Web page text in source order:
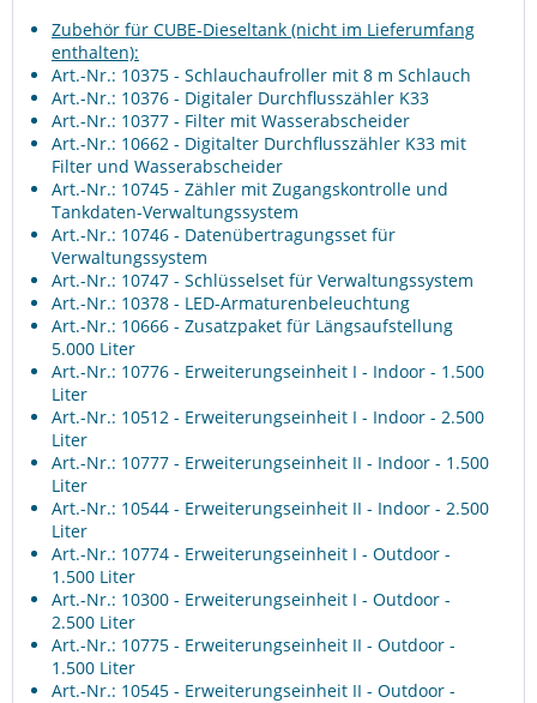
Zubehör für CUBE-Dieseltank (nicht im Lieferumfang
enthalten):
Art.-Nr.: 10375 - Schlauchaufroller mit 8 m Schlauch
Art.-Nr.: 10376 - Digitaler Durchflusszähler K33
Art.-Nr.: 10377 - Filter mit Wasserabscheider
Art.-Nr.: 10662 - Digitalter Durchflusszähler K33 mit
Filter und Wasserabscheider
Art.-Nr.: 10745 - Zähler mit Zugangskontrolle und
Tankdaten-Verwaltungssystem
Art.-Nr.: 10746 - Datenübertragungsset für
Verwaltungssystem
Art.-Nr.: 10747 - Schlüsselset für Verwaltungssystem
Art.-Nr.: 10378 - LED-Armaturenbeleuchtung
Art.-Nr.: 10666 - Zusatzpaket für Längsaufstellung
5.000 Liter
Art.-Nr.: 10776 - Erweiterungseinheit I - Indoor - 1.500
Liter
Art.-Nr.: 10512 - Erweiterungseinheit I - Indoor - 2.500
Liter
Art.-Nr.: 10777 - Erweiterungseinheit II - Indoor - 1.500
Liter
Art.-Nr.: 10544 - Erweiterungseinheit II - Indoor - 2.500
Liter
Art.-Nr.: 10774 - Erweiterungseinheit I - Outdoor -
1.500 Liter
Art.-Nr.: 10300 - Erweiterungseinheit I - Outdoor -
2.500 Liter
Art.-Nr.: 10775 - Erweiterungseinheit II - Outdoor -
1.500 Liter
Art.-Nr.: 10545 - Erweiterungseinheit II - Outdoor -